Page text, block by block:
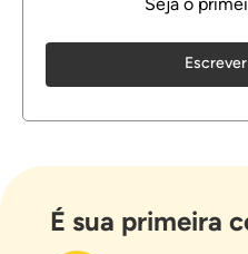
É sua primeira